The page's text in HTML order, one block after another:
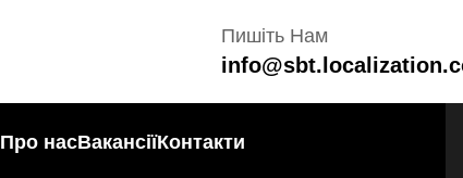
Пишіть Нам
Про насВакансіїКонтакти